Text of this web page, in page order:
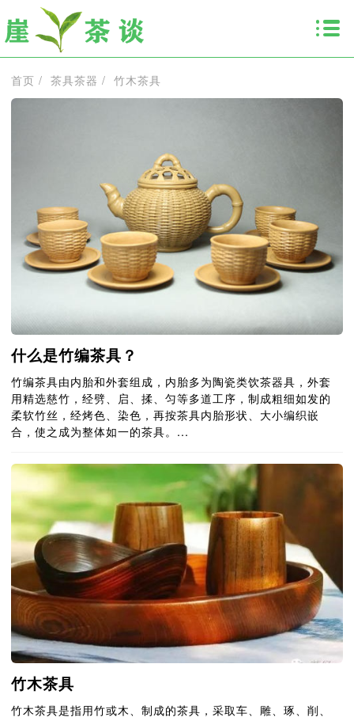
首页 /茶具茶器 /竹木茶具
什么是竹编茶具？
竹编茶具由内胎和外套组成，内胎多为陶瓷类饮茶器具，外套
用精选慈竹，经劈、启、揉、匀等多道工序，制成粗细如发的
柔软竹丝，经烤色、染色，再按茶具内胎形状、大小编织嵌
合，使之成为整体如一的茶具。...
竹木茶具
竹木茶具是指用竹或木、制成的茶具，采取车、雕、琢、削、